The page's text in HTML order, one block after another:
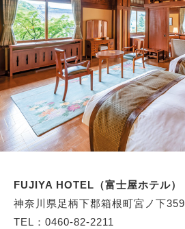
FUJIYA HOTEL（富士屋ホテル）
神奈川県足柄下郡箱根町宮ノ下359
TEL：0460-82-2211